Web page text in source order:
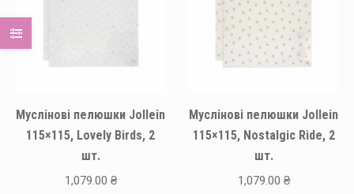
Муслінові пелюшки Jollein
115×115, Lovely Birds, 2
шт.
1,079.00 ₴
Муслінові пелюшки Jollein
115×115, Nostalgic Ride, 2
шт.
1,079.00 ₴